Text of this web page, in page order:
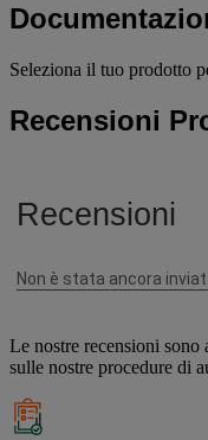
Seleziona il tuo prodotto
Recensioni
Le nostre recensioni sono
sulle nostre procedure di